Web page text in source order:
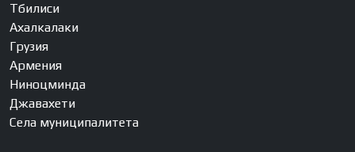
Тбилиси
Ахалкалаки
Грузия
Армения
Ниноцминда
Джавахети
Села муниципалитета